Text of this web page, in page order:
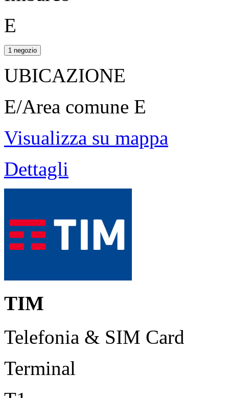
E
1 negozio
UBICAZIONE
E/Area comune E
Visualizza su mappa
Dettagli
TIM
Telefonia & SIM Card
Terminal